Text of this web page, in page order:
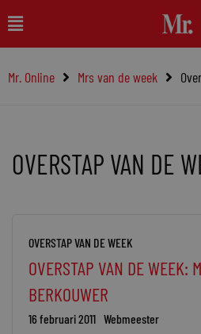
naar
inhoud
Main
Menu
Mr. Online Mrs van de week
OVERSTAP VAN DE
OVERSTAP VAN DE WEEK
OVERSTAP VAN DE WEEK:
BERKOUWER
16 februari 2011 Webmeester